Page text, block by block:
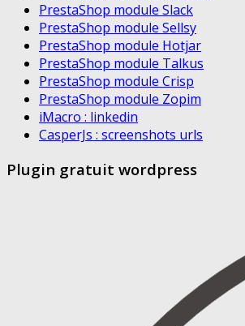
PrestaShop module Slack
PrestaShop module Sellsy
PrestaShop module Hotjar
PrestaShop module Talkus
PrestaShop module Crisp
PrestaShop module Zopim
iMacro : linkedin
CasperJs : screenshots urls
Plugin gratuit wordpress